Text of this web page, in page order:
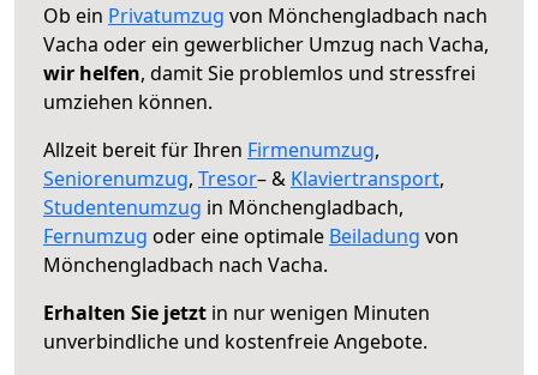
Ob ein Privatumzug von Mönchengladbach nach
Vacha oder ein gewerblicher Umzug nach Vacha,
wir helfen, damit Sie problemlos und stressfrei
umziehen können.
Allzeit bereit für Ihren Firmenumzug,
Seniorenumzug, Tresor– & Klaviertransport,
Studentenumzug in Mönchengladbach,
Fernumzug oder eine optimale Beiladung von
Mönchengladbach nach Vacha.
Erhalten Sie jetzt in nur wenigen Minuten
unverbindliche und kostenfreie Angebote.